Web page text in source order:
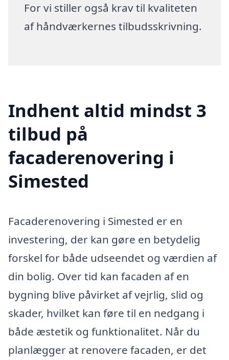
For vi stiller også krav til kvaliteten
af håndværkernes tilbudsskrivning.
Indhent altid mindst 3
tilbud på
facaderenovering i
Simested
Facaderenovering i Simested er en
investering, der kan gøre en betydelig
forskel for både udseendet og værdien af
din bolig. Over tid kan facaden af en
bygning blive påvirket af vejrlig, slid og
skader, hvilket kan føre til en nedgang i
både æstetik og funktionalitet. Når du
planlægger at renovere facaden, er det